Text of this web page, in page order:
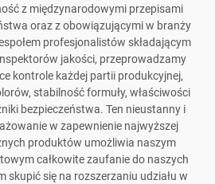
z międzynarodowymi przepisami
oraz z obowiązującymi w branży
profesjonalistów składającym
jakości, przeprowadzamy
kontrole każdej partii produkcyjnej,
stabilność formuły, właściwości
bezpieczeństwa. Ten nieustanny i
w zapewnienie najwyższej
produktów umożliwia naszym
całkowite zaufanie do naszych
skupić się na rozszerzaniu udziału w